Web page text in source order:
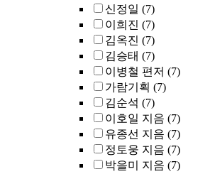
신정일 (7)
이희진 (7)
김옥진 (7)
김승태 (7)
이병철 편저 (7)
가람기획 (7)
김순석 (7)
이호일 지음 (7)
유종선 지음 (7)
정토웅 지음 (7)
박을미 지음 (7)